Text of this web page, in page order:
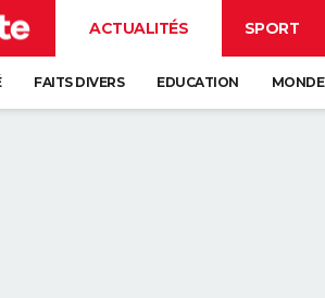
ACTUALITÉS SPORT
FAITS DIVERS EDUCATION MONDE